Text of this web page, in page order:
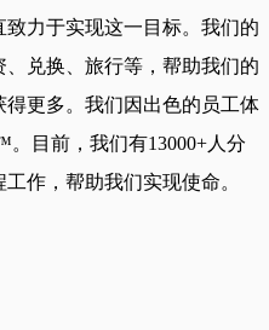
力于实现这一目标。我们的
兑换、旅行等，帮助我们的
得更多。我们因出色的员工体
。目前，我们有13000+人分
作，帮助我们实现使命。